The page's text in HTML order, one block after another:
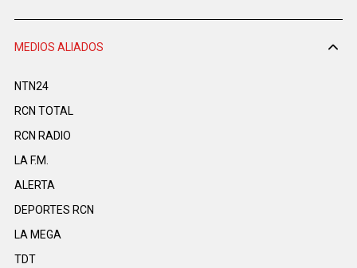
MEDIOS ALIADOS
NTN24
RCN TOTAL
RCN RADIO
LA F.M.
ALERTA
DEPORTES RCN
LA MEGA
TDT